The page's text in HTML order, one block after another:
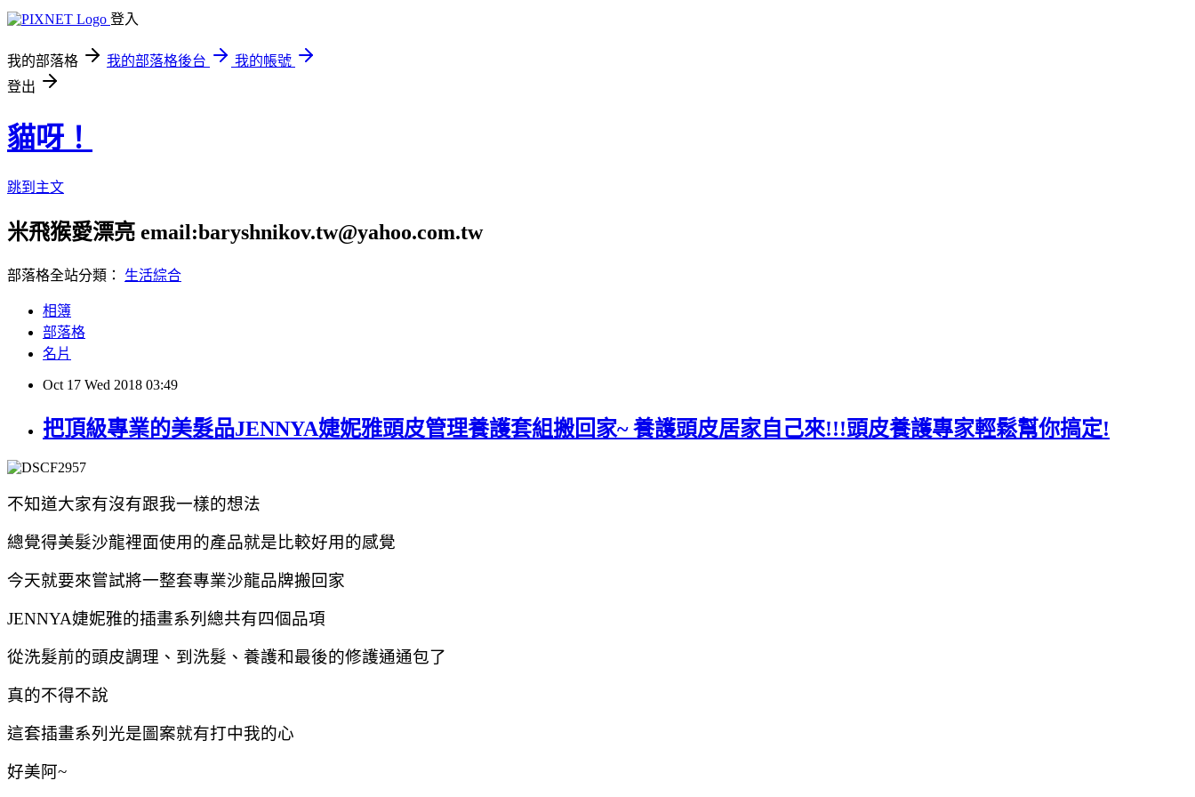
登入
我的部落格 我的部落格後台
我的帳號
登出
貓呀！
跳到主文
米飛猴愛漂亮 email:baryshnikov.tw@yahoo.com.tw
部落格全站分類： 生活綜合
相簿
部落格
名片
Oct 17 Wed 2018 03:49
把頂級專業的美髮品JENNYA婕妮雅頭皮管理養護套組搬回家~ 養護頭皮居家自己來!!!頭皮養護專家輕鬆幫你搞定!
不知道大家有沒有跟我一樣的想法
總覺得美髮沙龍裡面使用的產品就是比較好用的感覺
今天就要來嘗試將一整套專業沙龍品牌搬回家
JENNYA婕妮雅的插畫系列總共有四個品項
從洗髮前的頭皮調理、到洗髮、養護和最後的修護通通包了
真的不得不說
這套插畫系列光是圖案就有打中我的心
好美阿~